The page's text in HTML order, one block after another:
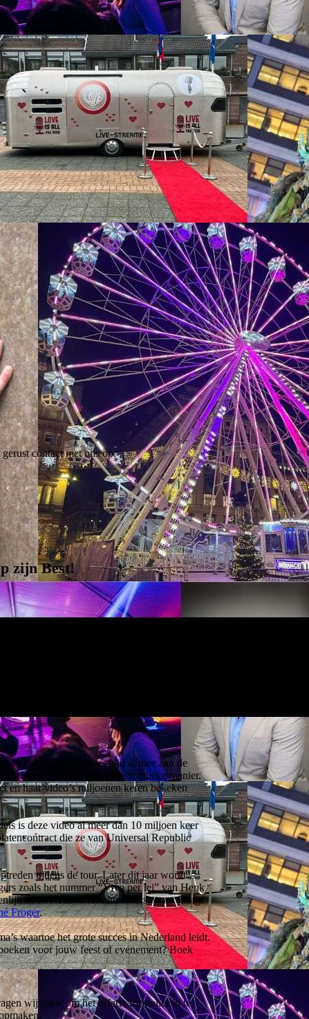
contact met ons op.
zijn Best!
en doet op 8 jarige leeftijd al mee aan de
ze nummers op haar eigen unieke manier.
en haar video’s miljoenen keren bekeken
is deze video al meer dan 10 miljoen keer
die ze van Universal Republic
tijdens de tour. Later dit jaar wordt
zoals het nummer “Vivo per lei” van Henk
nooit Nederlandse nummers, maar waagt
Froger.
waartoe het grote succes in Nederland leidt.
voor jouw feest of evenement? Boek
wij jouw om het offerte formulier in te